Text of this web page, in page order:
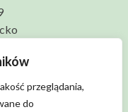
przeglądania,
do